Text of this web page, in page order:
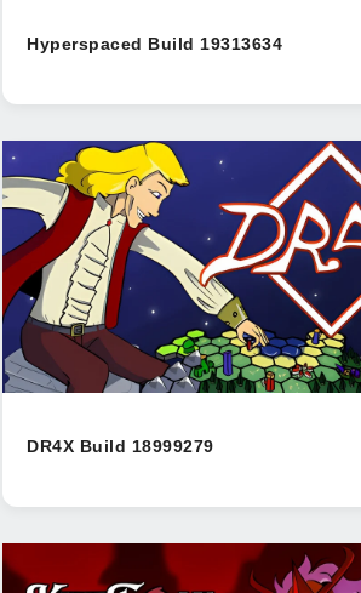
Hyperspaced Build 19313634
DR4X Build 18999279